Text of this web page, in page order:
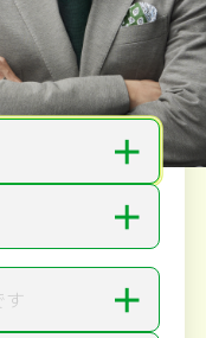
査定
査定いたします
＋
＋
＋